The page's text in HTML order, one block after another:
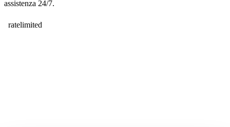
assistenza 24/7.